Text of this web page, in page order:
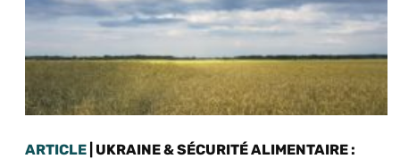
ARTICLE | UKRAINE & SÉCURITÉ ALIMENTAIRE :